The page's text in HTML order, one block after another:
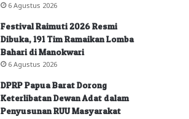
6 Agustus 2026
Festival Raimuti 2026 Resmi
Dibuka, 191 Tim Ramaikan Lomba
Bahari di Manokwari
6 Agustus 2026
DPRP Papua Barat Dorong
Keterlibatan Dewan Adat dalam
Penyusunan RUU Masyarakat